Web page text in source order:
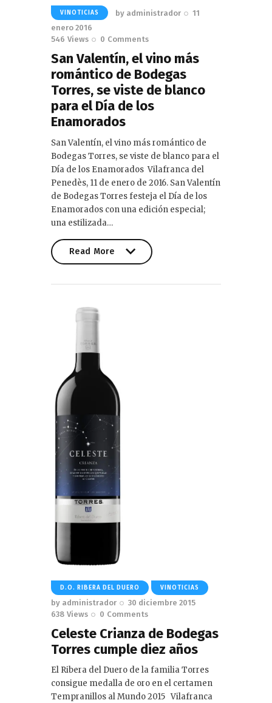
VINOTICIAS by administrador
11
enero 2016
546 Views 0 Comments
San Valentín, el vino más
romántico de Bodegas
Torres, se viste de blanco
para el Día de los
Enamorados
San Valentín, el vino más romántico de
Bodegas Torres, se viste de blanco para el
Día de los Enamorados Vilafranca del
Penedès, 11 de enero de 2016. San Valentín
de Bodegas Torres festeja el Día de los
Enamorados con una edición especial;
una estilizada…
Read More
D.O. RIBERA DEL DUERO VINOTICIAS
by administrador
30 diciembre 2015
638 Views 0 Comments
Celeste Crianza de Bodegas
Torres cumple diez años
El Ribera del Duero de la familia Torres
consigue medalla de oro en el certamen
Tempranillos al Mundo 2015 Vilafranca